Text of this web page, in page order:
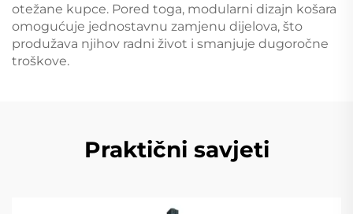
otežane kupce. Pored toga, modularni dizajn košara
omogućuje jednostavnu zamjenu dijelova, što
produžava njihov radni život i smanjuje dugoročne
troškove.
Praktični savjeti